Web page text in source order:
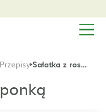
Przepisy Sałatka z roszponką